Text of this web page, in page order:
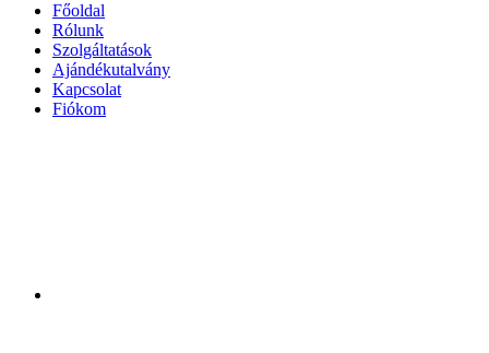
Főoldal
Rólunk
Szolgáltatások
Ajándékutalvány
Kapcsolat
Fiókom